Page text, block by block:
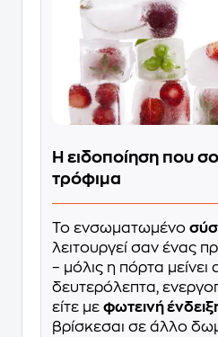
Η ειδοποίηση που
τρόφιμα
Το ενσωματωμένο
λειτουργεί σαν ένας
– μόλις η πόρτα μείνει
δευτερόλεπτα,
είτε με φωτεινή
βρίσκεσαι σε άλλο